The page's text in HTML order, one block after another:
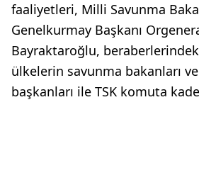
faaliyetleri, Milli Savunma
Genelkurmay Başkanı
Bayraktaroğlu,
ülkelerin savunma bakanları
başkanları ile TSK komuta